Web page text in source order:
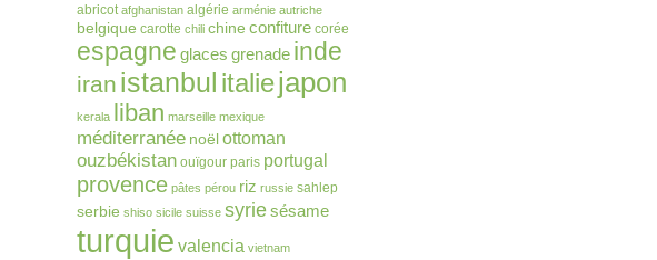
abricot afghanistan algérie arménie autriche
belgique carotte chili chine confiture corée
espagne glaces grenade inde
iran istanbul italiejapon
kerala liban marseille mexique
méditerranée noëlottoman
ouzbékistan ouïgour paris portugal
provence pâtes pérou riz russie sahlep
serbie shiso sicile suisse syriesésame
turquie valencia vietnam